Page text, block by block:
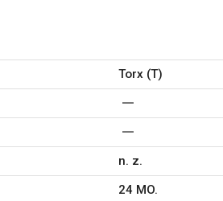
Torx (T)
n. z.
24 MO.